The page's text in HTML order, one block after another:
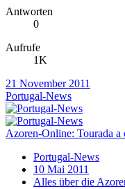
Antworten
0
Aufrufe
1K
21 November 2011
Portugal-News
Azoren-Online: Tourada a
Portugal-News
10 Mai 2011
Alles über die